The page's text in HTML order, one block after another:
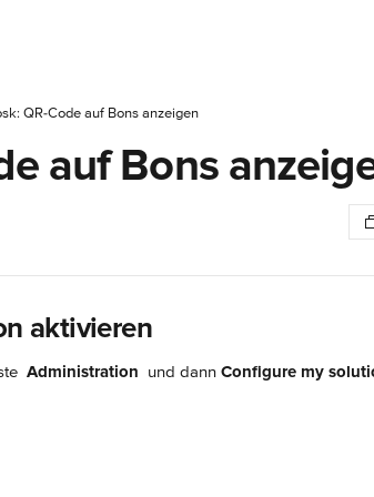
QR-Code auf Bons anzeigen
auf Bons
aktivieren
Administration und dann Configure my